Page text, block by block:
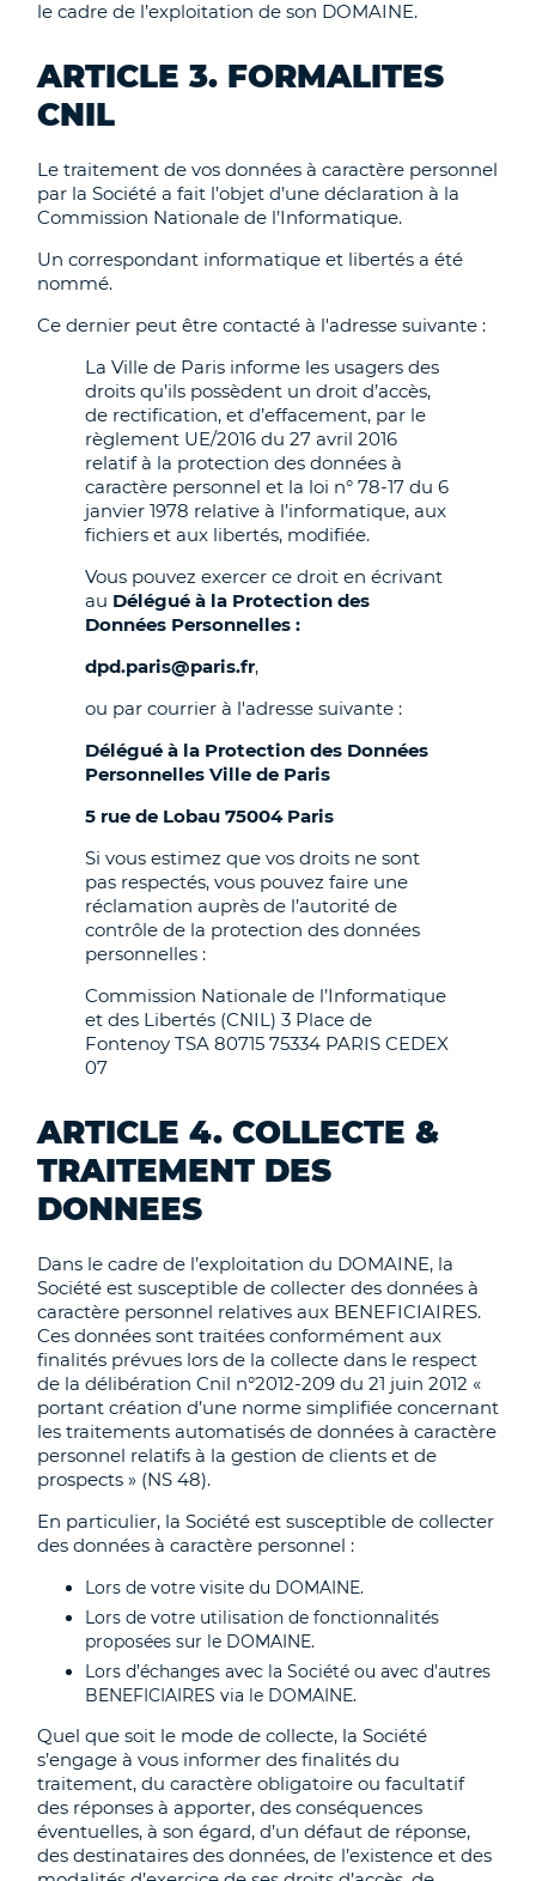
le cadre de l’exploitation de son DOMAINE.
ARTICLE 3. FORMALITES
CNIL
Le traitement de vos données à caractère personnel
par la Société a fait l’objet d’une déclaration à la
Commission Nationale de l’Informatique.
Un correspondant informatique et libertés a été
nommé.
Ce dernier peut être contacté à l'adresse suivante :
La Ville de Paris informe les usagers des
droits qu’ils possèdent un droit d’accès,
de rectification, et d’effacement, par le
règlement UE/2016 du 27 avril 2016
relatif à la protection des données à
caractère personnel et la loi n° 78-17 du 6
janvier 1978 relative à l’informatique, aux
fichiers et aux libertés, modifiée.
Vous pouvez exercer ce droit en écrivant
au Délégué à la Protection des
Données Personnelles :
dpd.paris@paris.fr,
ou par courrier à l'adresse suivante :
Délégué à la Protection des Données
Personnelles Ville de Paris
5 rue de Lobau 75004 Paris
Si vous estimez que vos droits ne sont
pas respectés, vous pouvez faire une
réclamation auprès de l’autorité de
contrôle de la protection des données
personnelles :
Commission Nationale de l’Informatique
et des Libertés (CNIL) 3 Place de
Fontenoy TSA 80715 75334 PARIS CEDEX
07
ARTICLE 4. COLLECTE &
TRAITEMENT DES
DONNEES
Dans le cadre de l’exploitation du DOMAINE, la
Société est susceptible de collecter des données à
caractère personnel relatives aux BENEFICIAIRES.
Ces données sont traitées conformément aux
finalités prévues lors de la collecte dans le respect
de la délibération Cnil n°2012-209 du 21 juin 2012 «
portant création d’une norme simplifiée concernant
les traitements automatisés de données à caractère
personnel relatifs à la gestion de clients et de
prospects » (NS 48).
En particulier, la Société est susceptible de collecter
des données à caractère personnel :
Lors de votre visite du DOMAINE.
Lors de votre utilisation de fonctionnalités
proposées sur le DOMAINE.
Lors d’échanges avec la Société ou avec d’autres
BENEFICIAIRES via le DOMAINE.
Quel que soit le mode de collecte, la Société
s’engage à vous informer des finalités du
traitement, du caractère obligatoire ou facultatif
des réponses à apporter, des conséquences
éventuelles, à son égard, d’un défaut de réponse,
des destinataires des données, de l’existence et des